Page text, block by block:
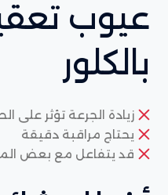
عيوب
بالكلور
زيادة الجرعة تؤثر على
يحتاج مراقبة دقيقة
قد يتفاعل مع بعض